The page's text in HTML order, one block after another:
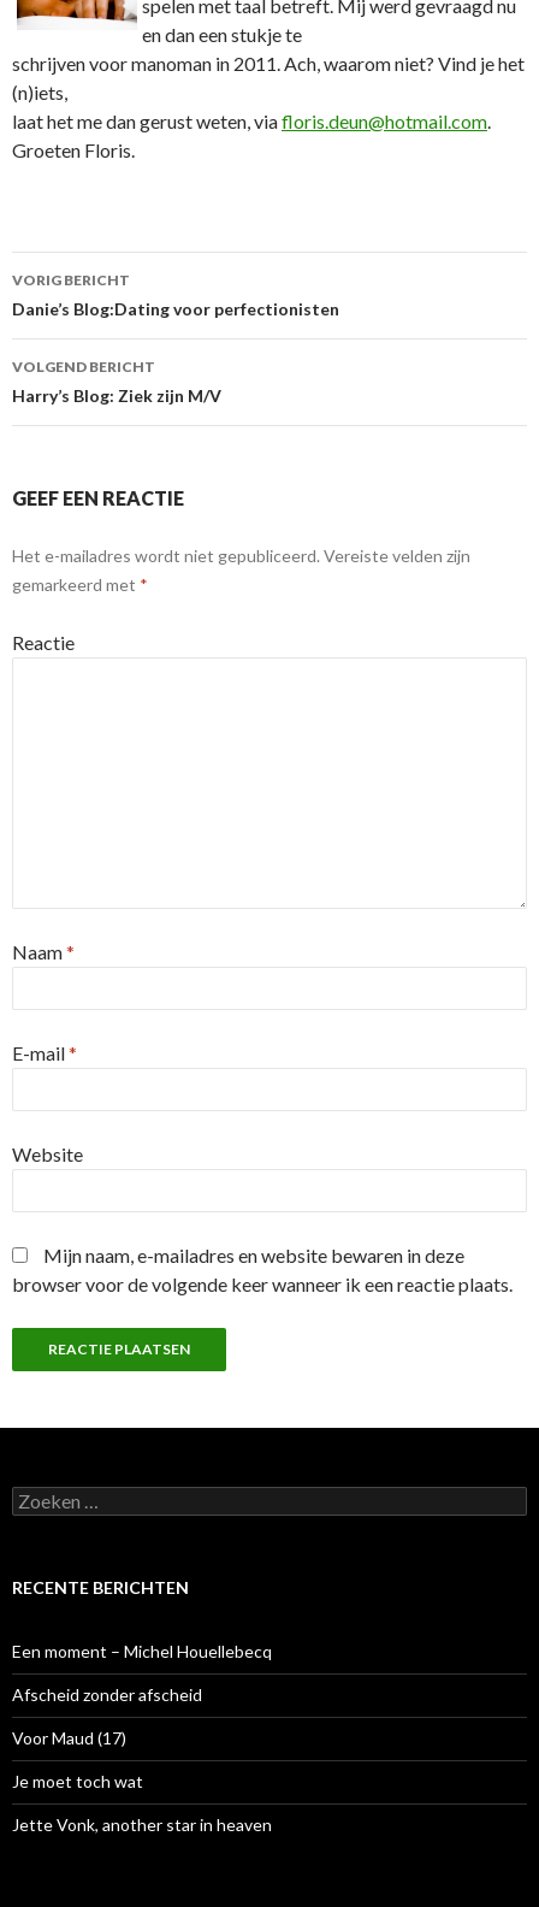
spelen met taal betreft. Mij werd gevraagd nu
en dan een stukje te
schrijven voor manoman in 2011. Ach, waarom niet? Vind je het
(n)iets,
laat het me dan gerust weten, viafloris.deun@hotmail.com.
Groeten Floris.
Berichtnavigatie
VORIG BERICHT
Danie’s Blog:Dating voor perfectionisten
VOLGEND BERICHT
Harry’s Blog: Ziek zijn M/V
GEEF EEN REACTIE
Het e-mailadres wordt niet gepubliceerd. Vereiste velden zijn
gemarkeerd met *
Reactie
Naam*
E-mail*
Website
Mijn naam, e-mailadres en website bewaren in deze
browser voor de volgende keer wanneer ik een reactie plaats.
Z
o
e
a
a
r
:
RECENTE BERICHTEN
Een moment – Michel Houellebecq
Afscheid zonder afscheid
Voor Maud (17)
Je moet toch wat
Jette Vonk, another star in heaven